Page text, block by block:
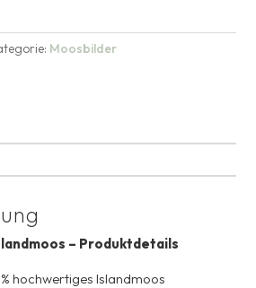
r
:
Moosbilder
– Produktdetails
% hochwertiges Islandmoos